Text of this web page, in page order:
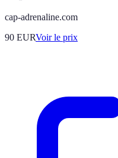
cap-adrenaline.com
90 EURVoir le prix